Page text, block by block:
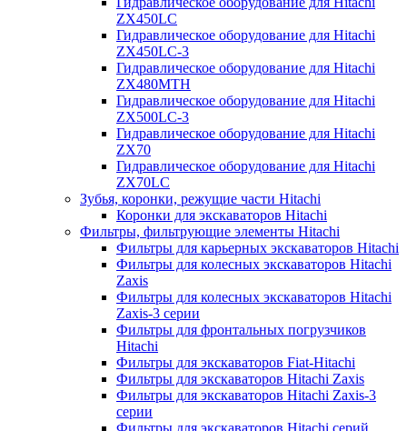
ZX450LC
Гидравлическое оборудование для Hitachi
ZX450LC-3
Гидравлическое оборудование для Hitachi
ZX480MTH
Гидравлическое оборудование для Hitachi
ZX500LC-3
Гидравлическое оборудование для Hitachi
ZX70
Гидравлическое оборудование для Hitachi
ZX70LC
Зубья, коронки, режущие части Hitachi
Коронки для экскаваторов Hitachi
Фильтры, фильтрующие элементы Hitachi
Фильтры для карьерных экскаваторов Hitachi
Фильтры для колесных экскаваторов Hitachi
Zaxis
Фильтры для колесных экскаваторов Hitachi
Zaxis-3 серии
Фильтры для фронтальных погрузчиков
Hitachi
Фильтры для экскаваторов Fiat-Hitachi
Фильтры для экскаваторов Hitachi Zaxis
Фильтры для экскаваторов Hitachi Zaxis-3
серии
Фильтры для экскаваторов Hitachi серий